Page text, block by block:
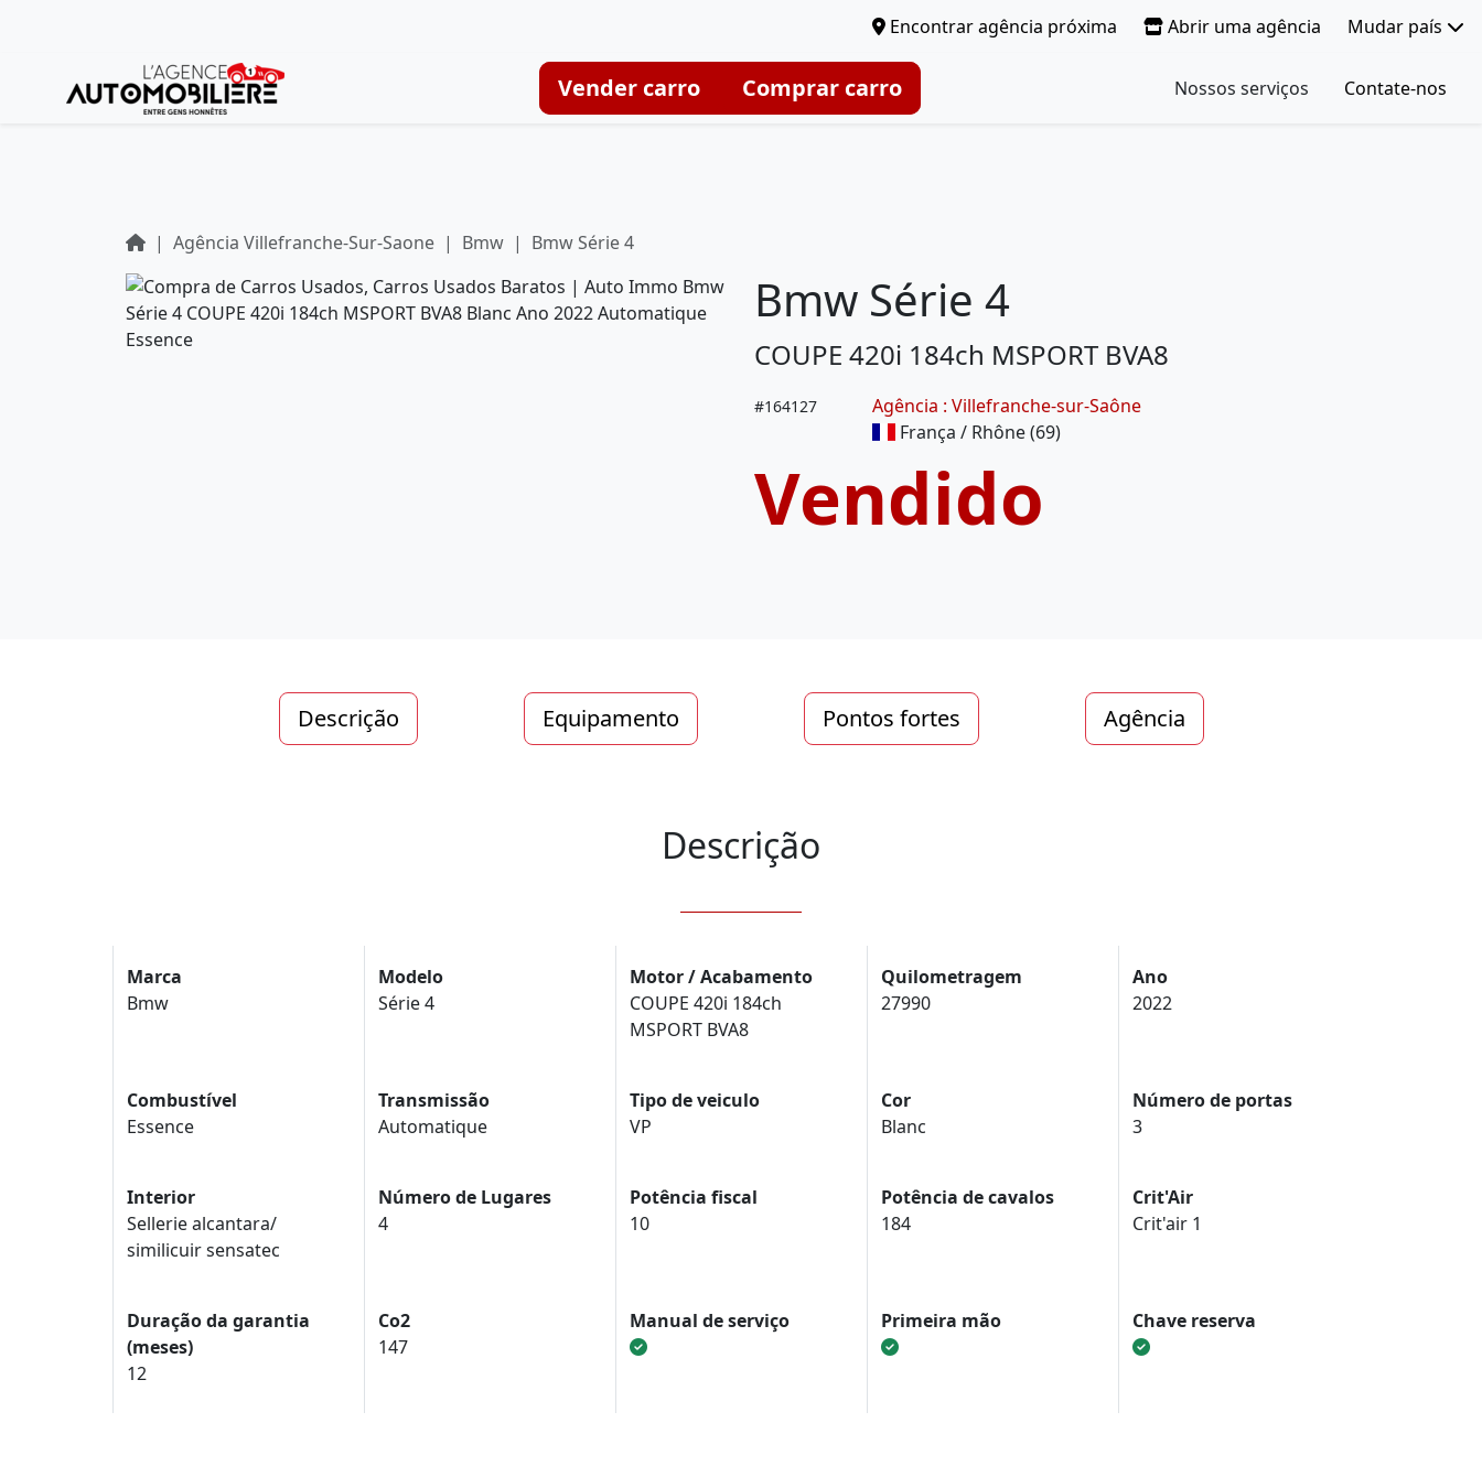
Encontrar agência próxima Abrir uma agência Mudar país
Vender carro Comprar carro Nossos serviços Contate-nos
Agência Villefranche-Sur-Saone Bmw Bmw Série 4
Bmw Série 4
COUPE 420i 184ch MSPORT BVA8
#164127
Agência : Villefranche-sur-Saône
França / Rhône (69)
Vendido
Descrição Equipamento Pontos fortes Agência
Descrição
Marca
Bmw
Modelo
Série 4
Motor / Acabamento
COUPE 420i 184ch
MSPORT BVA8
Quilometragem
27990
Ano
2022
Combustível
Essence
Transmissão
Automatique
Tipo de veiculo
VP
Cor
Blanc
Número de portas
3
Interior
Sellerie alcantara/
similicuir sensatec
Número de Lugares
4
Potência fiscal
10
Potência de cavalos
184
Crit'Air
Crit'air 1
Duração da garantia
(meses)
12
Co2
147
Manual de serviço Primeira mão Chave reserva